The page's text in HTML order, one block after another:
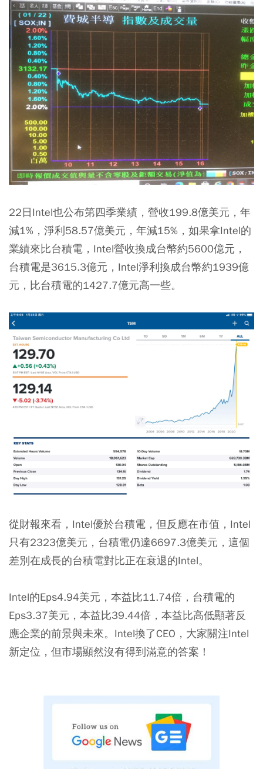
22日Intel也公布第四季業績，營收199.8億美元，年
減1%，淨利58.57億美元，年減15%，如果拿Intel的
業績來比台積電，Intel營收換成台幣約5600億元，
台積電是3615.3億元，Intel淨利換成台幣約1939億
元，比台積電的1427.7億元高一些。
從財報來看，Intel優於台積電，但反應在市值，Intel
只有2323億美元，台積電仍達6697.3億美元，這個
差別在成長的台積電對比正在衰退的Intel。
Intel的Eps4.94美元，本益比11.74倍，台積電的
Eps3.37美元，本益比39.44倍，本益比高低顯著反
應企業的前景與未來。Intel換了CEO，大家關注Intel
新定位，但市場顯然沒有得到滿意的答案！